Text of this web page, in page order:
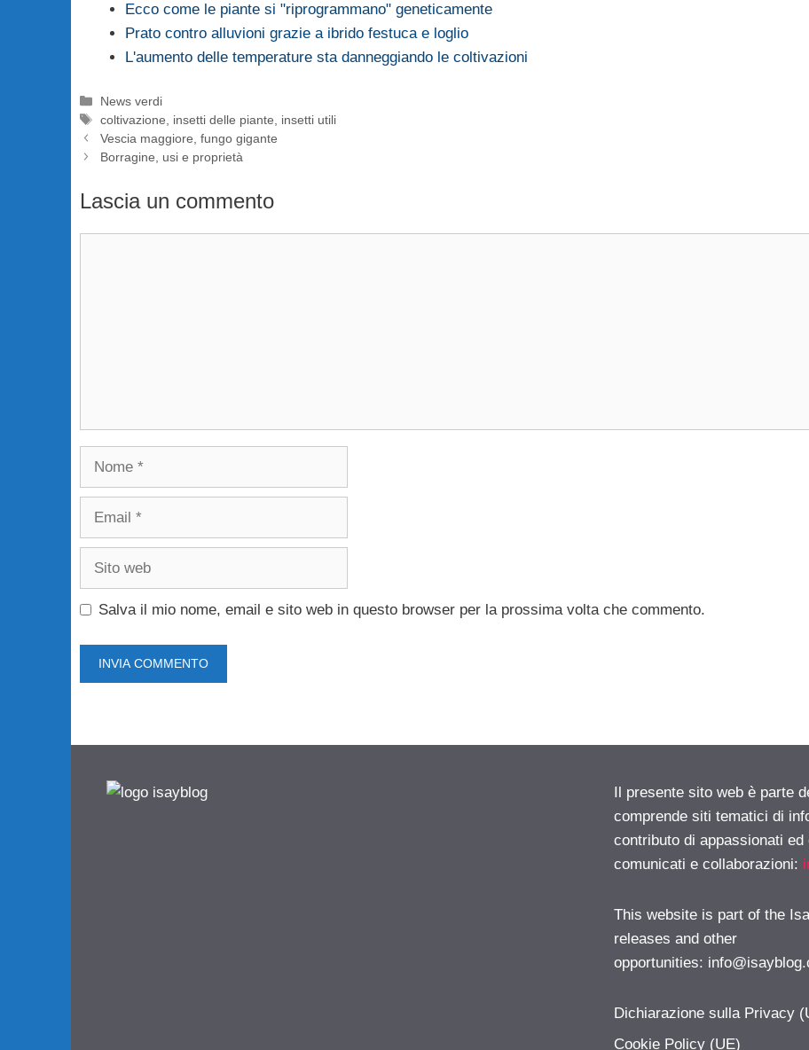
Ecco come le piante si "riprogrammano" geneticamente
Prato contro alluvioni grazie a ibrido festuca e loglio
L'aumento delle temperature sta danneggiando le coltivazioni
Categorie
News verdi
Tag
coltivazione insetti delle piante
insetti utili
Vescia maggiore, fungo gigante
Borragine, usi e proprietà
Lascia un commento
Nome
Email
Sito
Salva il mio nome, email e sito web in questo browser per la prossima volta che commento.
Il presente sito web è parte
comprende siti tematici di
contributo di appassionati
comunicati e collaborazioni:
This website is part of the
releases and other
opportunities:
Dichiarazione sulla Privacy
Cookie Policy (UE)